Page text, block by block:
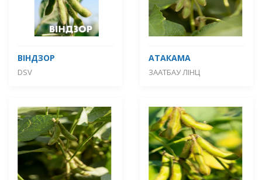
ВІНДЗОР
DSV
АТАКАМА
ЗААТБАУ ЛІНЦ